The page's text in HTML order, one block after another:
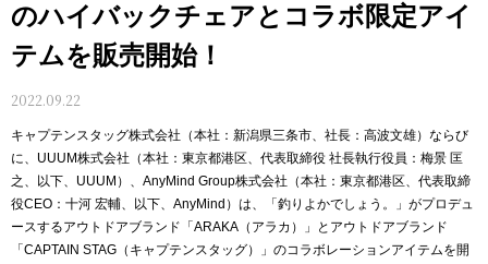
のハイバックチェアとコラボ限定アイ
テムを販売開始！
2022.09.22
キャプテンスタッグ株式会社（本社：新潟県三条市、社長：高波文雄）ならび
に、UUUM株式会社（本社：東京都港区、代表取締役 社長執行役員：梅景 匡
之、以下、UUUM）、AnyMind Group株式会社（本社：東京都港区、代表取締
役CEO：十河 宏輔、以下、AnyMind）は、「釣りよかでしょう。」がプロデュ
ースするアウトドアブランド「ARAKA（アラカ）」とアウトドアブランド
「CAPTAIN STAG（キャプテンスタッグ）」のコラボレーションアイテムを開